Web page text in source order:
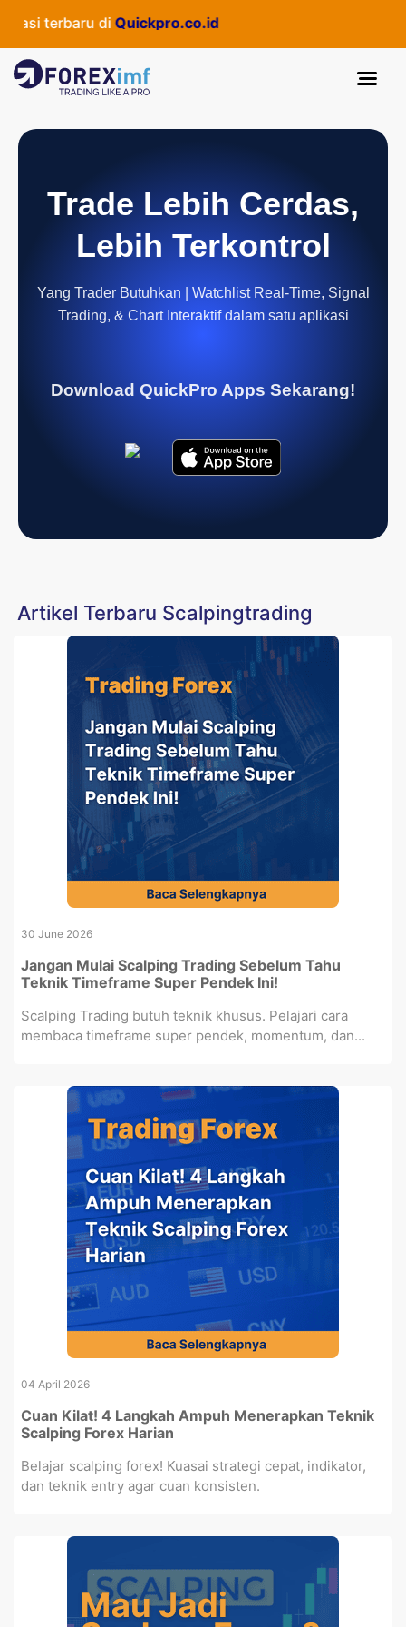
terbaru diQuickpro.co.id
Trade Lebih Cerdas,
Lebih Terkontrol
Yang Trader Butuhkan | Watchlist Real-Time, Signal
Trading, & Chart Interaktif dalam satu aplikasi
Download QuickPro Apps Sekarang!
Artikel Terbaru Scalpingtrading
30 June 2026
Jangan Mulai Scalping Trading Sebelum Tahu
Teknik Timeframe Super Pendek Ini!
Scalping Trading butuh teknik khusus. Pelajari cara
membaca timeframe super pendek, momentum, dan...
04 April 2026
Cuan Kilat! 4 Langkah Ampuh Menerapkan Teknik
Scalping Forex Harian
Belajar scalping forex! Kuasai strategi cepat, indikator,
dan teknik entry agar cuan konsisten.